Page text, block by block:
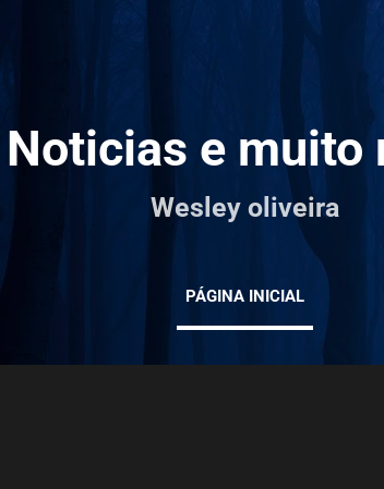
Noticias e muito
Wesley oliveira
PÁGINA INICIAL